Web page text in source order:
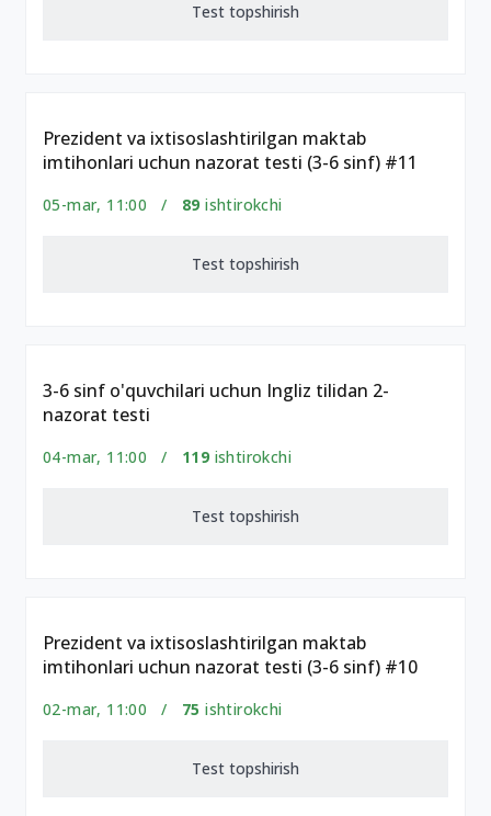
Test topshirish
Prezident va ixtisoslashtirilgan maktab
imtihonlari uchun nazorat testi (3-6 sinf) #11
05-mar, 11:00 / 89 ishtirokchi
Test topshirish
3-6 sinf o'quvchilari uchun Ingliz tilidan 2-
nazorat testi
04-mar, 11:00 / 119 ishtirokchi
Test topshirish
Prezident va ixtisoslashtirilgan maktab
imtihonlari uchun nazorat testi (3-6 sinf) #10
02-mar, 11:00 / 75 ishtirokchi
Test topshirish